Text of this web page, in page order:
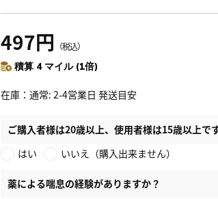
497円 （税込）
積算 4 マイル (1倍)
在庫 通常: 2-4営業日 発送目安
ご購入者様は20歳以上、使用者様は15歳以上で
はい
いいえ（購入出来ません）
薬による喘息の経験がありますか？